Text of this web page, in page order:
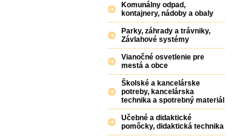
Komunálny odpad,
kontajnery, nádoby a obaly
Parky, záhrady a trávniky,
Závlahové systémy
Vianočné osvetlenie pre
mestá a obce
Školské a kancelárske
potreby, kancelárska
technika a spotrebný materiál
Učebné a didaktické
pomôcky, didaktická technika